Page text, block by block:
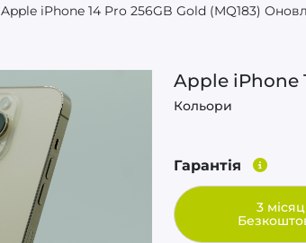
Apple iPhone 14 Pro 256GB Gold (MQ183)
Apple iPhone
Кольори
Гарантія
3